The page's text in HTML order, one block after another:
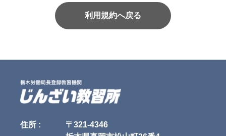
利用規約へ戻る
住所 :
〒321-4346